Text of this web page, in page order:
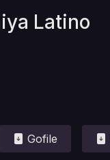
Latino
Gofile